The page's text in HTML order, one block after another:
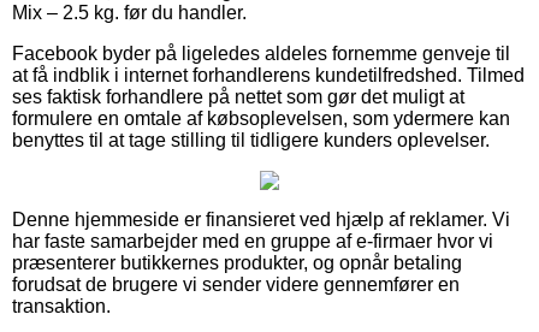
Mix – 2.5 kg. før du handler.
Facebook byder på ligeledes aldeles fornemme genveje til
at få indblik i internet forhandlerens kundetilfredshed. Tilmed
ses faktisk forhandlere på nettet som gør det muligt at
formulere en omtale af købsoplevelsen, som ydermere kan
benyttes til at tage stilling til tidligere kunders oplevelser.
Denne hjemmeside er finansieret ved hjælp af reklamer. Vi
har faste samarbejder med en gruppe af e-firmaer hvor vi
præsenterer butikkernes produkter, og opnår betaling
forudsat de brugere vi sender videre gennemfører en
transaktion.